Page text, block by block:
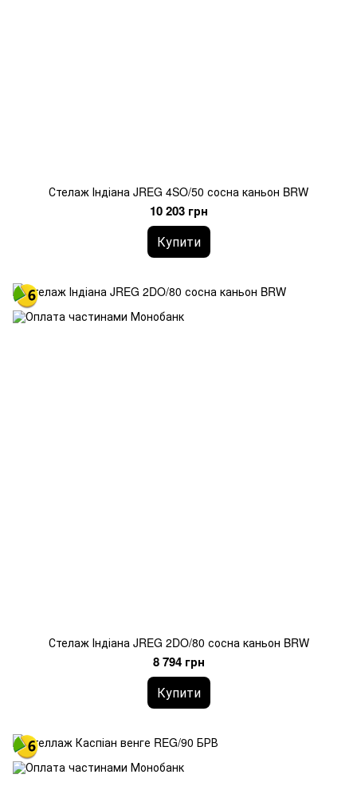
Стелаж Індіана JREG 4SO/50 сосна каньон BRW
10 203 грн
Купити
Стелаж Індіана JREG 2DO/80 сосна каньон BRW
8 794 грн
Купити